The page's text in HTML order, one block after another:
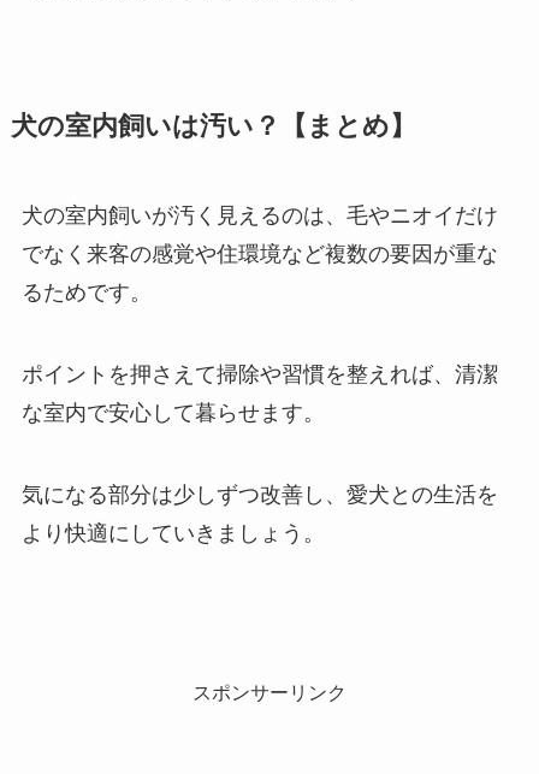
犬の室内飼いは汚い？【まとめ】
犬の室内飼いが汚く見えるのは、毛やニオイだけ
でなく来客の感覚や住環境など複数の要因が重な
るためです。
ポイントを押さえて掃除や習慣を整えれば、清潔
な室内で安心して暮らせます。
気になる部分は少しずつ改善し、愛犬との生活を
より快適にしていきましょう。
スポンサーリンク